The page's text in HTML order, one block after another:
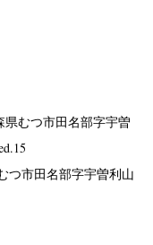
つ市田名部字宇曽利山